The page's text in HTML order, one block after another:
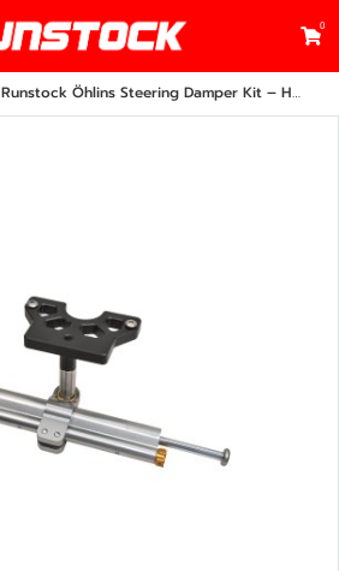
0
Runstock Öhlins Steering Damper Kit – Harley-Davidson Road Glide 2014–2025 Under Fairing Mount (CNC Billet Performance Upgrade)